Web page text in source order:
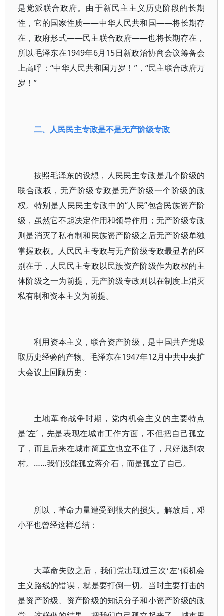
是党派联合政府。由于新民主主义历史阶段的长期
性，它的国家性质——中华人民共和国——将长期存
在，政府形式——民主联合政府——也将长期存在，
所以毛泽东在1949年6月15日新政治协商会议筹备会
上高呼：“中华人民共和国万岁！”，“民主联合政府万
岁！”
二、人民民主专政是不是无产阶级专政
按照毛泽东的设想，人民民主专政是几个阶级的
联合政权，无产阶级专政是无产阶级一个阶级的政
权。特别是人民民主专政中的“人民”包含民族资产阶
级，虽然它不起决定作用和领导作用；无产阶级专政
则是消灭了私有制和民族资产阶级之后无产阶级单独
掌握政权。人民民主专政与无产阶级专政最显著的区
别在于，人民民主专政以民族资产阶级作为政权的主
体阶级之一为前提，无产阶级专政则以在制度上消灭
私有制和资本主义为前提。
利用资本主义，联合资产阶级，是中国共产党吸
取历史经验的产物。毛泽东在1947年12月中共中央扩
大会议上回顾历史：
土地革命战争时期，党内机会主义的主要特点
是‘左’，先是表现在城市工作方面，不但把自己孤立
了，而且后来在城市简直立也立不住了，只好退到农
村。……我们没能孤立蒋介石，而是孤立了自己。
所以，革命力量遭受到很大的损失。解放后，邓
小平也曾经这样总结：
大革命失败之后，我们党出现过三次‘左’倾机会
主义路线的错误，就是要打倒一切。当时主要打击的
是资产阶级、资产阶级的知识分子和小资产阶级的政